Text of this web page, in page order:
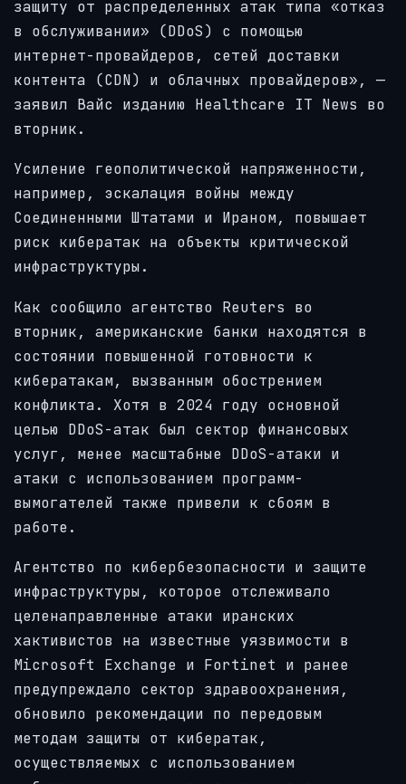
защиту от распределенных атак типа «отказ
в обслуживании» (DDoS) с помощью
интернет-провайдеров, сетей доставки
контента (CDN) и облачных провайдеров», —
заявил Вайс изданию Healthcare IT News во
вторник.
Усиление геополитической напряженности,
например, эскалация войны между
Соединенными Штатами и Ираном, повышает
риск кибератак на объекты критической
инфраструктуры.
Как сообщило агентство Reuters во
вторник, американские банки находятся в
состоянии повышенной готовности к
кибератакам, вызванным обострением
конфликта. Хотя в 2024 году основной
целью DDoS-атак был сектор финансовых
услуг, менее масштабные DDoS-атаки и
атаки с использованием программ-
вымогателей также привели к сбоям в
работе.
Агентство по кибербезопасности и защите
инфраструктуры, которое отслеживало
целенаправленные атаки иранских
хактивистов на известные уязвимости в
Microsoft Exchange и Fortinet и ранее
предупреждало сектор здравоохранения,
обновило рекомендации по передовым
методам защиты от кибератак,
осуществляемых с использованием